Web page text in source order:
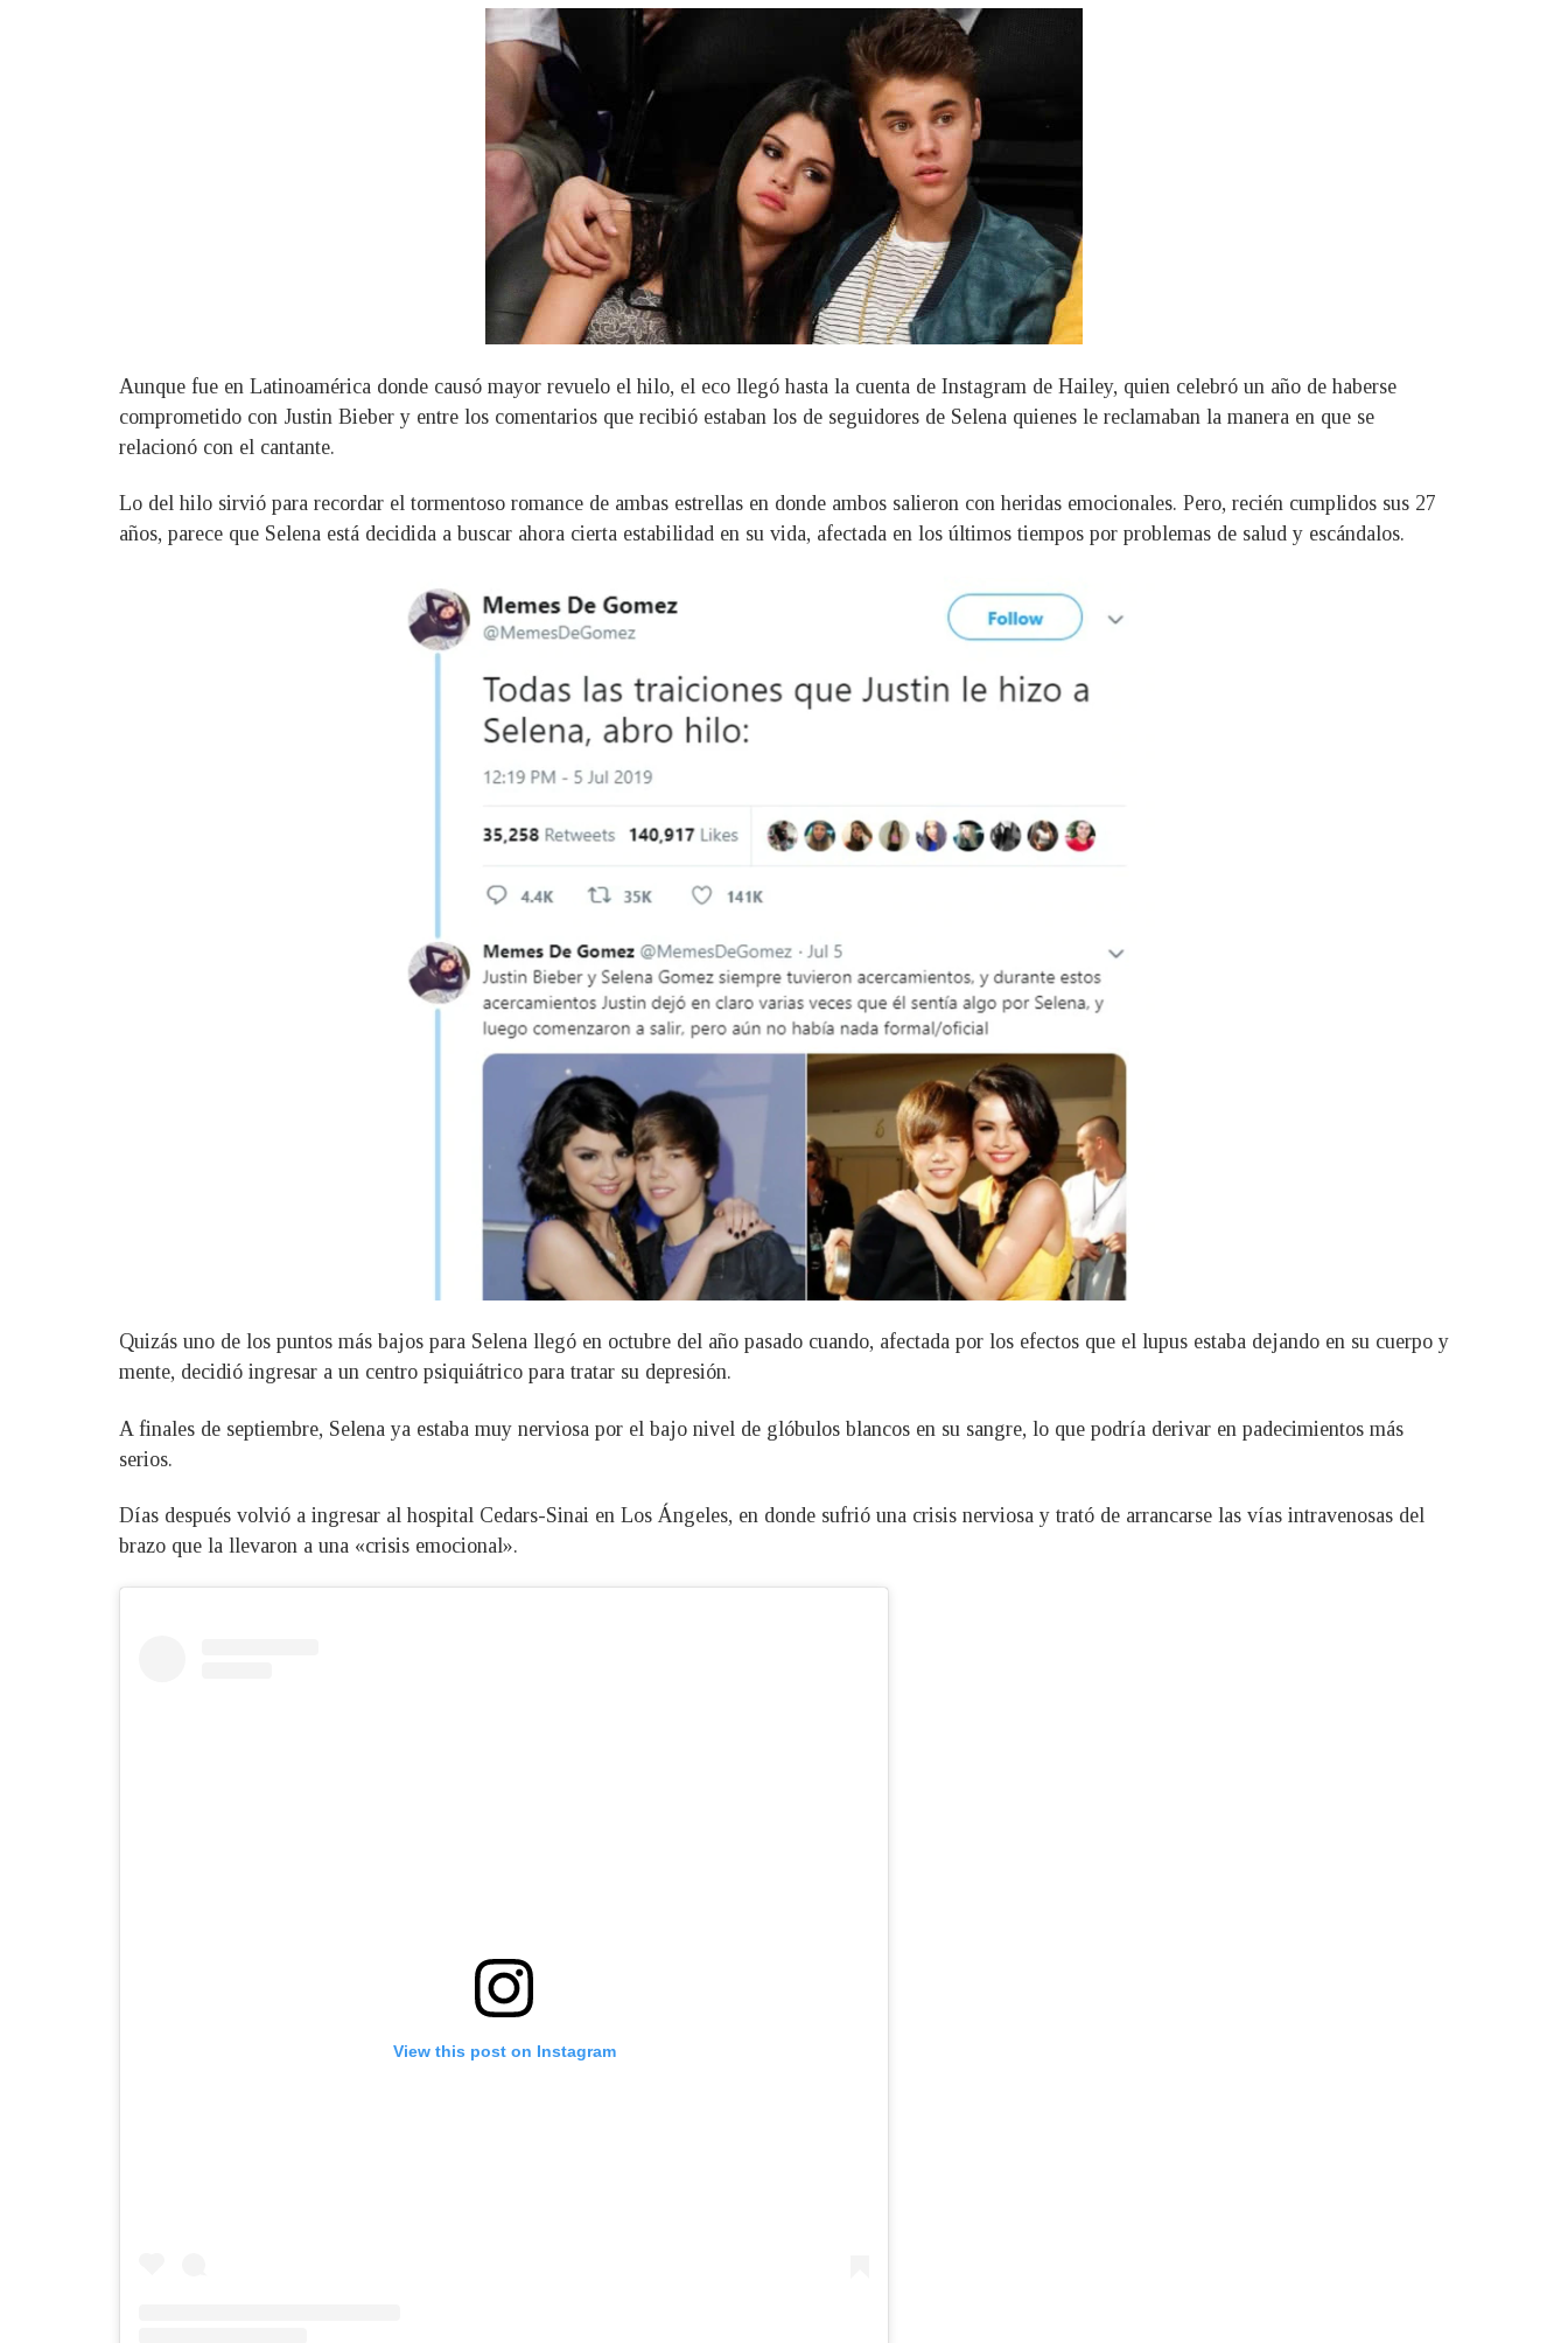
Aunque fue en Latinoamérica donde causó mayor revuelo el hilo, el eco llegó hasta la cuenta de Instagram de Hailey, quien celebró un año de haberse
comprometido con Justin Bieber y entre los comentarios que recibió estaban los de seguidores de Selena quienes le reclamaban la manera en que se
relacionó con el cantante.
Lo del hilo sirvió para recordar el tormentoso romance de ambas estrellas en donde ambos salieron con heridas emocionales. Pero, recién cumplidos sus 27
años, parece que Selena está decidida a buscar ahora cierta estabilidad en su vida, afectada en los últimos tiempos por problemas de salud y escándalos.
Quizás uno de los puntos más bajos para Selena llegó en octubre del año pasado cuando, afectada por los efectos que el lupus estaba dejando en su cuerpo y
mente, decidió ingresar a un centro psiquiátrico para tratar su depresión.
A finales de septiembre, Selena ya estaba muy nerviosa por el bajo nivel de glóbulos blancos en su sangre, lo que podría derivar en padecimientos más
serios.
Días después volvió a ingresar al hospital Cedars-Sinai en Los Ángeles, en donde sufrió una crisis nerviosa y trató de arrancarse las vías intravenosas del
brazo que la llevaron a una «crisis emocional».
View this post on Instagram